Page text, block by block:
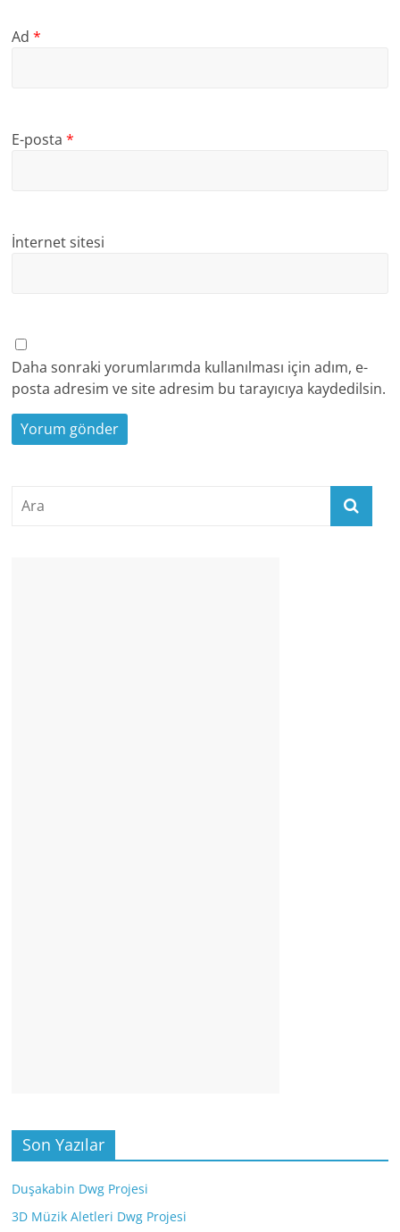
Ad*
E-posta*
İnternet sitesi
Daha sonraki yorumlarımda kullanılması için adım, e-
posta adresim ve site adresim bu tarayıcıya kaydedilsin.
Son Yazılar
Duşakabin Dwg Projesi
3D Müzik Aletleri Dwg Projesi